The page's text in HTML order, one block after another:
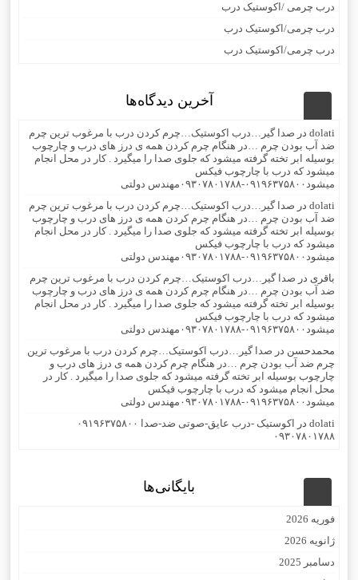
درب چرمی /اکوستیک درب
درب چرمی/اکوستیک درب
درب چرمی/اکوستیک درب
آخرین دیدگاه‌ها
dolati در صدا گیر…درب اکوستیک…چرم کردن درب با مرغوب ترین چرم
ضد آب بودن چرم …در هنگام چرم کردن همه ی درز های درب و چارچوب
بوسیله ابر تخته گرفته میشود که جلوی صدا را میگیرد . کار در محل انجام
میشود که درب با چارچوب فیکس
میشود۰۹۱۹۶۳۷۵۸۰۰-۰۹۳۰۷۸۰۱۷۸۸مهندس دولتی
dolati در صدا گیر…درب اکوستیک…چرم کردن درب با مرغوب ترین چرم
ضد آب بودن چرم …در هنگام چرم کردن همه ی درز های درب و چارچوب
بوسیله ابر تخته گرفته میشود که جلوی صدا را میگیرد . کار در محل انجام
میشود که درب با چارچوب فیکس
میشود۰۹۱۹۶۳۷۵۸۰۰-۰۹۳۰۷۸۰۱۷۸۸مهندس دولتی
باقری در صدا گیر…درب اکوستیک…چرم کردن درب با مرغوب ترین چرم
ضد آب بودن چرم …در هنگام چرم کردن همه ی درز های درب و چارچوب
بوسیله ابر تخته گرفته میشود که جلوی صدا را میگیرد . کار در محل انجام
میشود که درب با چارچوب فیکس
میشود۰۹۱۹۶۳۷۵۸۰۰-۰۹۳۰۷۸۰۱۷۸۸مهندس دولتی
محمدحسن در صدا گیر…درب اکوستیک…چرم کردن درب با مرغوب ترین
چرم ضد آب بودن چرم …در هنگام چرم کردن همه ی درز های درب و
چارچوب بوسیله ابر تخته گرفته میشود که جلوی صدا را میگیرد . کار در
محل انجام میشود که درب با چارچوب فیکس
میشود۰۹۱۹۶۳۷۵۸۰۰-۰۹۳۰۷۸۰۱۷۸۸مهندس دولتی
dolati در
اکوستیک -درب عایق-صوتی ضد-صدا ۰۹۱۹۶۳۷۵۸۰۰
۰۹۳۰۷۸۰۱۷۸۸
بایگانی‌ها
فوریه 2026
ژانویه 2026
دسامبر 2025